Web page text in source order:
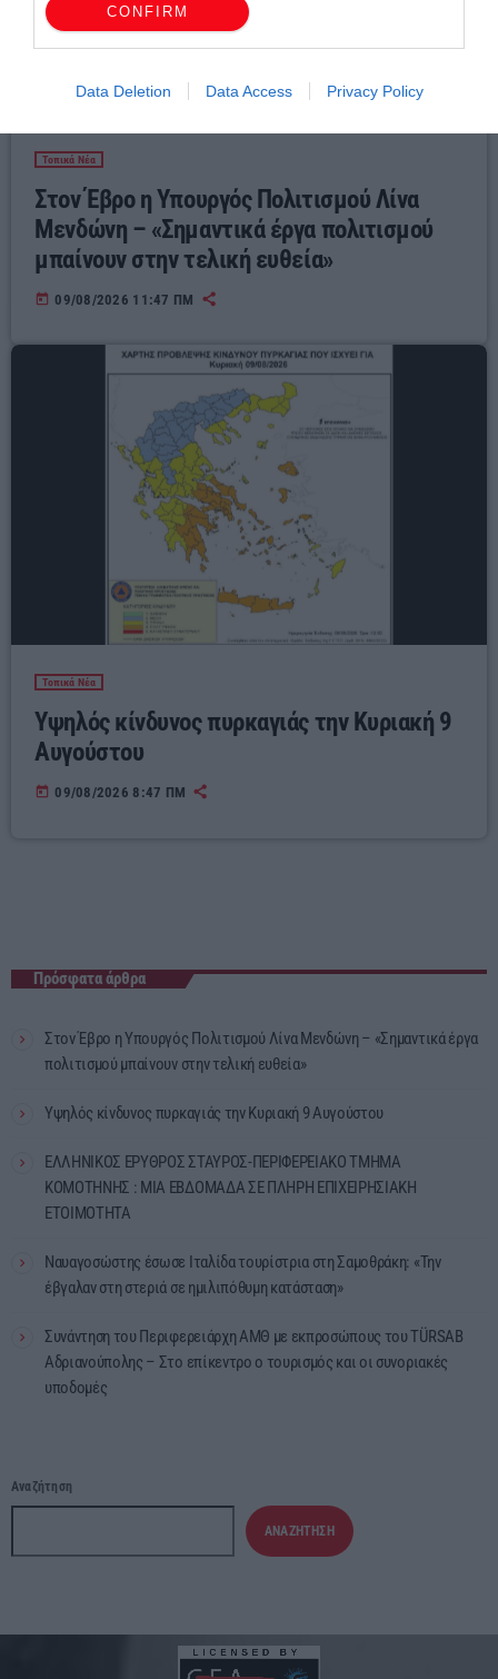
CONFIRM
Data Deletion Data Access Privacy Policy
Τοπικά Νέα
Στον Έβρο η Υπουργός Πολιτισμού Λίνα
Μενδώνη – «Σημαντικά έργα πολιτισμού
μπαίνουν στην τελική ευθεία»
today 09/08/2026 11:47 ΠΜ
Τοπικά Νέα
Υψηλός κίνδυνος πυρκαγιάς την Κυριακή 9
Αυγούστου
today 09/08/2026 8:47 ΠΜ
Πρόσφατα άρθρα
Στον Έβρο η Υπουργός Πολιτισμού Λίνα Μενδώνη – «Σημαντικά έργα
πολιτισμού μπαίνουν στην τελική ευθεία»
Υψηλός κίνδυνος πυρκαγιάς την Κυριακή 9 Αυγούστου
ΕΛΛΗΝΙΚΟΣ ΕΡΥΘΡΟΣ ΣΤΑΥΡΟΣ-ΠΕΡΙΦΕΡΕΙΑΚΟ ΤΜΗΜΑ
ΚΟΜΟΤΗΝΗΣ : ΜΙΑ ΕΒΔΟΜΑΔΑ ΣΕ ΠΛΗΡΗ ΕΠΙΧΕΙΡΗΣΙΑΚΗ
ΕΤΟΙΜΟΤΗΤΑ
Ναυαγοσώστης έσωσε Ιταλίδα τουρίστρια στη Σαμοθράκη: «Την
έβγαλαν στη στεριά σε ημιλιπόθυμη κατάσταση»
Συνάντηση του Περιφερειάρχη ΑΜΘ με εκπροσώπους του TÜRSAB
Αδριανούπολης – Στο επίκεντρο ο τουρισμός και οι συνοριακές
υποδομές
Αναζήτηση
ΑΝΑΖΉΤΗΣΗ